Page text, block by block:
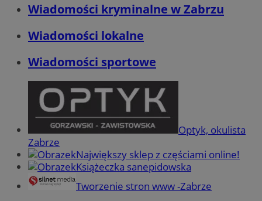
Wiadomości kryminalne w Zabrzu
Wiadomości lokalne
Wiadomości sportowe
Optyk, okulista
Zabrze
Największy sklep z częściami online!
Książeczka sanepidowska
Tworzenie stron www -Zabrze